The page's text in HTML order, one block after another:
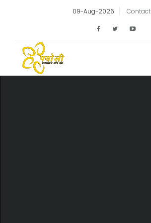
09-Aug-2026 Contact